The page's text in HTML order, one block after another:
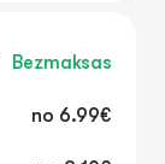
Bezmaksas
no 6.99€